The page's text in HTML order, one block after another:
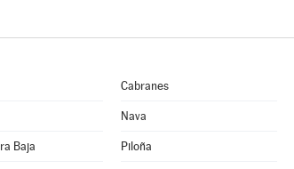
Cabranes
Nava
Baja Piloña